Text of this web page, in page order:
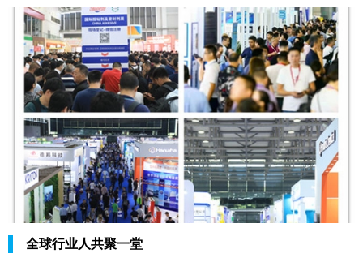
全球行业人共聚一堂